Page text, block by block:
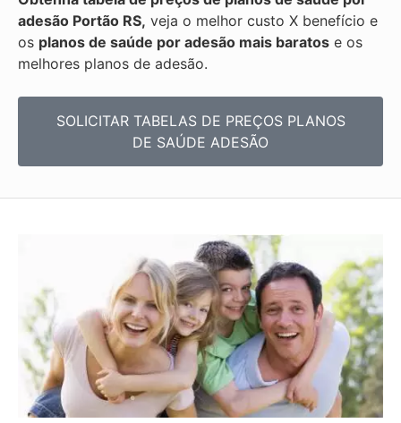
adesão Portão RS, veja o melhor custo X benefício e
os planos de saúde por adesão mais baratos e os
melhores planos de adesão.
SOLICITAR TABELAS DE PREÇOS PLANOS
DE SAÚDE ADESÃO